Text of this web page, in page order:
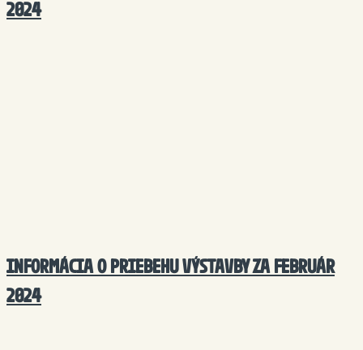
2024
INFORMÁCIA O PRIEBEHU VÝSTAVBY ZA FEBRUÁR
2024